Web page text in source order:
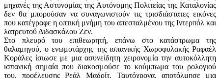
μηχανές της Αστυνομίας της Αυτόνομης Πολιτείας της Καταλονίας
δεν θα μπορούσαν να συναγωνιστούν τις τρισδιάστατες εικόνες
που κατέγραφε η οπτική μνήμη του απεσταλμένου της Ιντερπόλ και
λατρευτού Διδασκάλου Ζεν.
Στο πλευρό του επιθεωρητή, επάνω στο κατάστρωμα της
θαλαμηγού, ο ενωμοτάρχης της ισπανικής Χωροφυλακής Ραφαέλ
Κοράλες ίσιωσε με μια ασυνείδητη χειρονομία την αυτοκόλλητη
ισπανική σημαία που διακοσμούσε το κούμπωμα του ρολογιού
του, προέλευσης Ρεάλ Μαδρίτ. Ταυτόχρονα, αποτόλμησε μια